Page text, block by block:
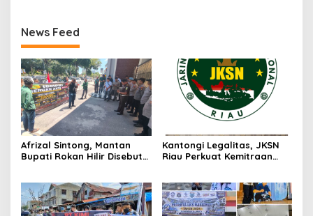
News Feed
Afrizal Sintong, Mantan
Bupati Rokan Hilir Disebut
Desak Usut Dividen Rp331,7
Miliar
Kantongi Legalitas, JKSN
Riau Perkuat Kemitraan